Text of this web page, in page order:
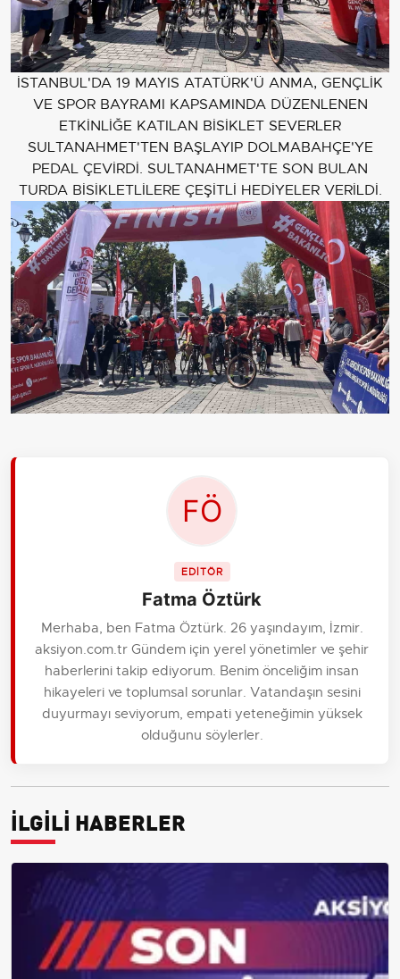
İSTANBUL'DA 19 MAYIS ATATÜRK'Ü ANMA, GENÇLİK
VE SPOR BAYRAMI KAPSAMINDA DÜZENLENEN
ETKİNLİĞE KATILAN BİSİKLET SEVERLER
SULTANAHMET'TEN BAŞLAYIP DOLMABAHÇE'YE
PEDAL ÇEVİRDİ. SULTANAHMET'TE SON BULAN
TURDA BİSİKLETLİLERE ÇEŞİTLİ HEDİYELER VERİLDİ.
EDİTÖR
Fatma Öztürk
Merhaba, ben Fatma Öztürk. 26 yaşındayım, İzmir.
aksiyon.com.tr Gündem için yerel yönetimler ve şehir
haberlerini takip ediyorum. Benim önceliğim insan
hikayeleri ve toplumsal sorunlar. Vatandaşın sesini
duyurmayı seviyorum, empati yeteneğimin yüksek
olduğunu söylerler.
İLGİLİ HABERLER